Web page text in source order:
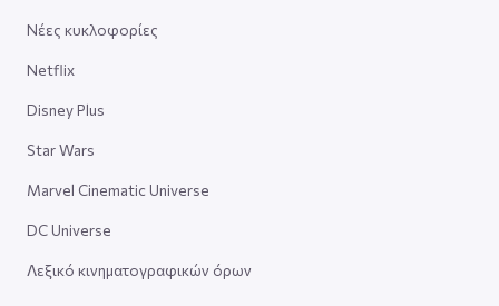
Νέες κυκλοφορίες
Netflix
Disney Plus
Star Wars
Marvel Cinematic Universe
DC Universe
Λεξικό κινηματογραφικών όρων